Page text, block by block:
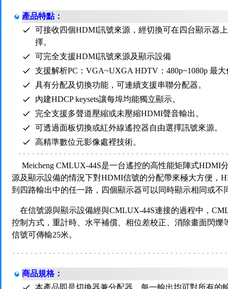
產品特點：
可接收四個HDMI訊號來源，經切換可在四台顯示器
擇。
可完全支援HDMI訊號來源及顯示設備
支援解析PC：VGA~UXGA HDTV：480p~1080p 最大
具有分配及切換功能，可連續支援串聯分配器。
內建HDCP keysets讓每埠均能獨立顯示。
完全支援多聲道壓縮或未壓縮HDMI聲音輸出。
可透過面板切換或紅外線遙控器自由選擇訊號來源。
高精準數位元影像處裡技術。
Meicheng CMLUX-44S是一台遙控的高性能矩陣式HDMI
源及顯示設備的情況下對HDMI信號的分配帶來極大方便，
到四路輸出中的任一路，四個顯示器可以同時顯示相同或不
在信號源與顯示設備經與CMLUX-44S連接的過程中，
控制方式，重計時、水平補償、相位差校正、消除畫面閃
信號可傳輸25米。
商品規格：
本產品即是切換器兼分配器，每一輸出均可對所有的